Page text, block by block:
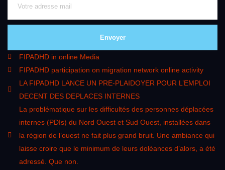
Envoyer
FIPADHD in online Media
FIPADHD participation on migration network online activity
LA FIPADHD LANCE UN PRE-PLAIDOYER POUR L’EMPLOI
DECENT DES DEPLACES INTERNES
La problématique sur les difficultés des personnes déplacées
internes (PDIs) du Nord Ouest et Sud Ouest, installées dans
la région de l’ouest ne fait plus grand bruit. Une ambiance qui
laisse croire que le minimum de leurs doléances d’alors, a été
adressé. Que non.